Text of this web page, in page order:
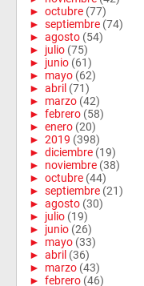
► octubre (77)
► septiembre (74)
► agosto (54)
► julio (75)
► junio (61)
► mayo (62)
► abril (71)
► marzo (42)
► febrero (58)
► enero (20)
► 2019 (398)
► diciembre (19)
► noviembre (38)
► octubre (44)
► septiembre (21)
► agosto (30)
► julio (19)
► junio (26)
► mayo (33)
► abril (36)
► marzo (43)
► febrero (46)